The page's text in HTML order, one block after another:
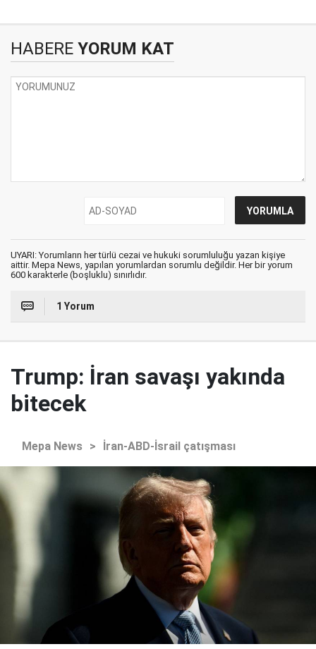
HABERE YORUM KAT
UYARI: Yorumların her türlü cezai ve hukuki sorumluluğu yazan kişiye
aittir. Mepa News, yapılan yorumlardan sorumlu değildir. Her bir yorum
600 karakterle (boşluklu) sınırlıdır.
1 Yorum
Trump: İran savaşı yakında
bitecek
Mepa News > İran-ABD-İsrail çatışması